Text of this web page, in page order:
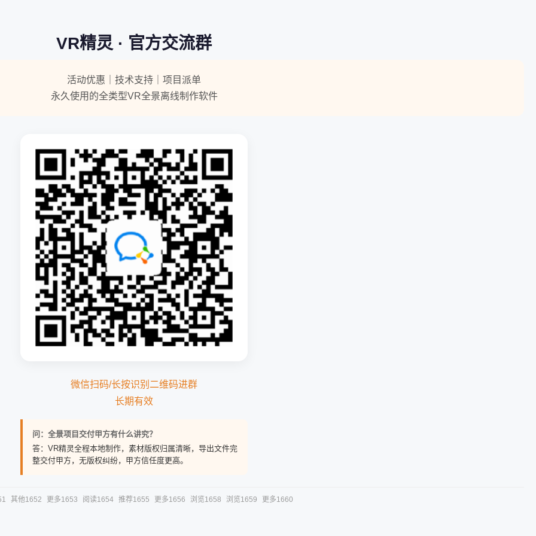
VR精灵 · 官方交流群
活动优惠｜技术支持｜项目派单
永久使用的全类型VR全景离线制作软件
微信扫码/长按识别二维码进群
长期有效
问：全景项目交付甲方有什么讲究？
答：VR精灵全程本地制作，素材版权归属清晰，导出文件完
整交付甲方，无版权纠纷，甲方信任度更高。
其他1652 更多1653 阅读1654 推荐1655 更多1656 浏览1658 浏览1659 更多1660